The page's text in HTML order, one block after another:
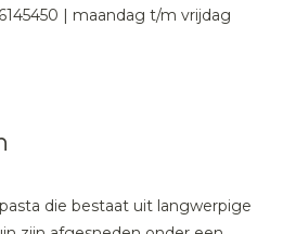
| maandag t/m vrijdag
die bestaat uit langwerpige